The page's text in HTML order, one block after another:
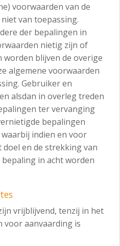
voorwaarden van de
van toepassing.
der bepalingen in
nietig zijn of
blijven de overige
algemene voorwaarden
Gebruiker en
alsdan in overleg treden
ter vervanging
bepalingen
indien en voor
doel en de strekking van
in acht worden
vrijblijvend, tenzij in het
voor aanvaarding is